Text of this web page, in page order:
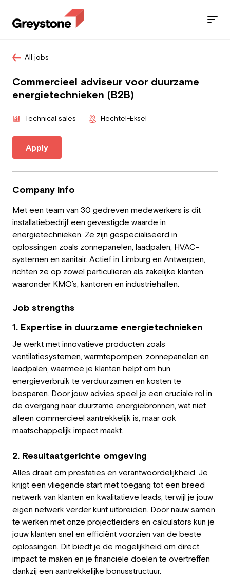
Employee
Employer
Working at Greystone
About us
Team
Jobs
Services
Blog
All jobs
Commercieel adviseur voor duurzame
energietechnieken (B2B)
Technical sales Hechtel-Eksel
Apply
Company info
Met een team van 30 gedreven medewerkers is dit
installatiebedrijf een gevestigde waarde in
energietechnieken. Ze zijn gespecialiseerd in
oplossingen zoals zonnepanelen, laadpalen, HVAC-
systemen en sanitair. Actief in Limburg en Antwerpen,
richten ze op zowel particulieren als zakelijke klanten,
waaronder KMO’s, kantoren en industriehallen.
Job strengths
1. Expertise in duurzame energietechnieken
Je werkt met innovatieve producten zoals
ventilatiesystemen, warmtepompen, zonnepanelen en
laadpalen, waarmee je klanten helpt om hun
energieverbruik te verduurzamen en kosten te
besparen. Door jouw advies speel je een cruciale rol in
de overgang naar duurzame energiebronnen, wat niet
alleen commercieel aantrekkelijk is, maar ook
maatschappelijk impact maakt.
2. Resultaatgerichte omgeving
Alles draait om prestaties en verantwoordelijkheid. Je
krijgt een vliegende start met toegang tot een breed
netwerk van klanten en kwalitatieve leads, terwijl je jouw
eigen netwerk verder kunt uitbreiden. Door nauw samen
te werken met onze projectleiders en calculators kun je
jouw klanten snel en efficiënt voorzien van de beste
oplossingen. Dit biedt je de mogelijkheid om direct
impact te maken en je financiële doelen te overtreffen
dankzij een aantrekkelijke bonusstructuur.